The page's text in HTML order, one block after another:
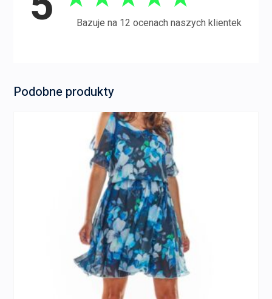
Bazuje na 12 ocenach naszych klientek
Podobne produkty